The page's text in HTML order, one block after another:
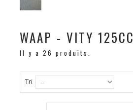
WAAP - VITY 125CC
Il y a 26 produits.
Tri